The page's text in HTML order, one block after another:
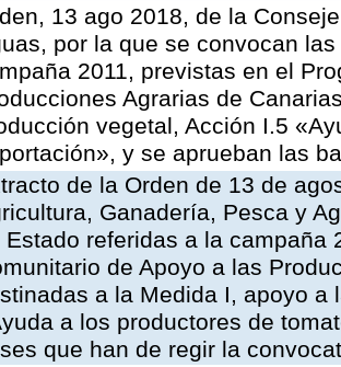
13 ago 2018, de la
por la que se convocan
2011, previstas en el
Agrarias de
vegetal, Acción I.5
y se aprueban las
de la Orden de 13 de
Ganadería, Pesca y
Estado referidas a la campaña
de Apoyo a las
a la Medida I, apoyo a
a los productores de
que han de regir la